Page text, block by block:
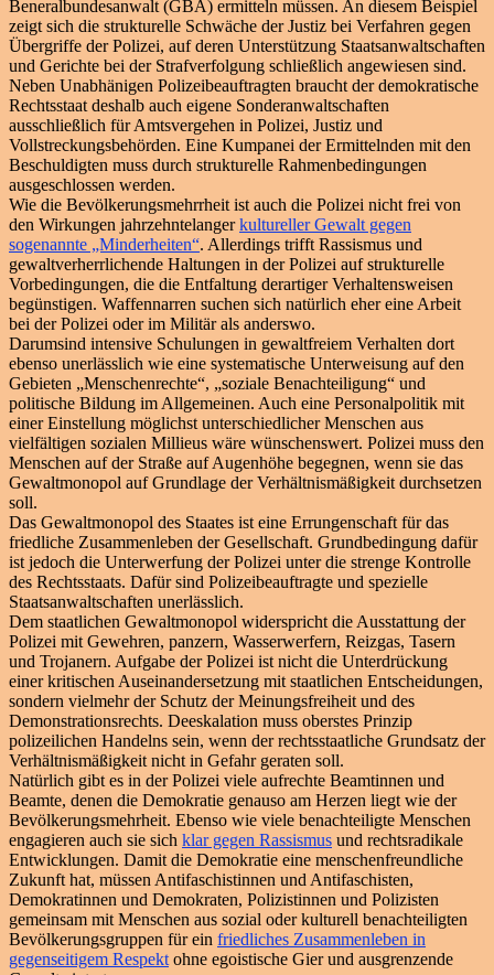
Beneralbundesanwalt (GBA) ermitteln müssen. An diesem Beispiel
zeigt sich die strukturelle Schwäche der Justiz bei Verfahren gegen
Übergriffe der Polizei, auf deren Unterstützung Staatsanwaltschaften
und Gerichte bei der Strafverfolgung schließlich angewiesen sind.
Neben Unabhänigen Polizeibeauftragten braucht der demokratische
Rechtsstaat deshalb auch eigene Sonderanwaltschaften
ausschließlich für Amtsvergehen in Polizei, Justiz und
Vollstreckungsbehörden. Eine Kumpanei der Ermittelnden mit den
Beschuldigten muss durch strukturelle Rahmenbedingungen
ausgeschlossen werden.
Wie die Bevölkerungsmehrrheit ist auch die Polizei nicht frei von
den Wirkungen jahrzehntelangerkultureller Gewalt gegen
sogenannte „Minderheiten“. Allerdings trifft Rassismus und
gewaltverherrlichende Haltungen in der Polizei auf strukturelle
Vorbedingungen, die die Entfaltung derartiger Verhaltensweisen
begünstigen. Waffennarren suchen sich natürlich eher eine Arbeit
bei der Polizei oder im Militär als anderswo.
Darumsind intensive Schulungen in gewaltfreiem Verhalten dort
ebenso unerlässlich wie eine systematische Unterweisung auf den
Gebieten „Menschenrechte“, „soziale Benachteiligung“ und
politische Bildung im Allgemeinen. Auch eine Personalpolitik mit
einer Einstellung möglichst unterschiedlicher Menschen aus
vielfältigen sozialen Millieus wäre wünschenswert. Polizei muss den
Menschen auf der Straße auf Augenhöhe begegnen, wenn sie das
Gewaltmonopol auf Grundlage der Verhältnismäßigkeit durchsetzen
soll.
Das Gewaltmonopol des Staates ist eine Errungenschaft für das
friedliche Zusammenleben der Gesellschaft. Grundbedingung dafür
ist jedoch die Unterwerfung der Polizei unter die strenge Kontrolle
des Rechtsstaats. Dafür sind Polizeibeauftragte und spezielle
Staatsanwaltschaften unerlässlich.
Dem staatlichen Gewaltmonopol widerspricht die Ausstattung der
Polizei mit Gewehren, panzern, Wasserwerfern, Reizgas, Tasern
und Trojanern. Aufgabe der Polizei ist nicht die Unterdrückung
einer kritischen Auseinandersetzung mit staatlichen Entscheidungen,
sondern vielmehr der Schutz der Meinungsfreiheit und des
Demonstrationsrechts. Deeskalation muss oberstes Prinzip
polizeilichen Handelns sein, wenn der rechtsstaatliche Grundsatz der
Verhältnismäßigkeit nicht in Gefahr geraten soll.
Natürlich gibt es in der Polizei viele aufrechte Beamtinnen und
Beamte, denen die Demokratie genauso am Herzen liegt wie der
Bevölkerungsmehrheit. Ebenso wie viele benachteiligte Menschen
engagieren auch sie sich klar gegen Rassismus und rechtsradikale
Entwicklungen. Damit die Demokratie eine menschenfreundliche
Zukunft hat, müssen Antifaschistinnen und Antifaschisten,
Demokratinnen und Demokraten, Polizistinnen und Polizisten
gemeinsam mit Menschen aus sozial oder kulturell benachteiligten
Bevölkerungsgruppen für ein friedliches Zusammenleben in
gegenseitigem Respekt ohne egoistische Gier und ausgrenzende